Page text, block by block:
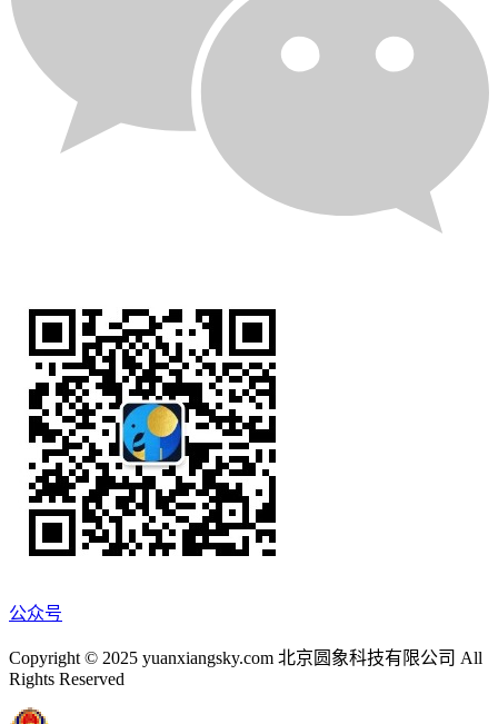
公众号
Copyright © 2025 yuanxiangsky.com 北京圆象科技有限公司 All
Rights Reserved